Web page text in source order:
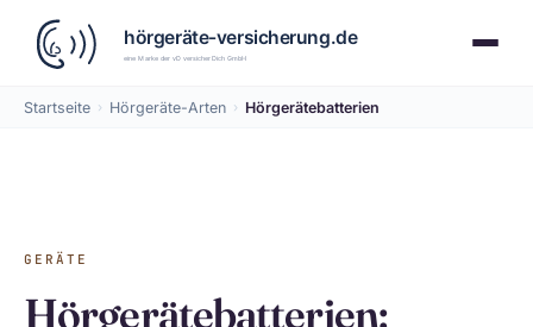
Startseite › Hörgeräte-Arten › Hörgerätebatterien
GERÄTE
Hörgerätebatterien: